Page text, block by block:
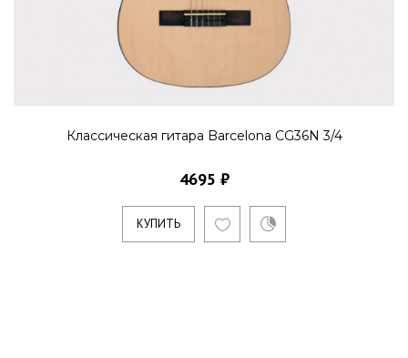
Классическая гитара Barcelona CG36N 3/4
4695 ₽
КУПИТЬ